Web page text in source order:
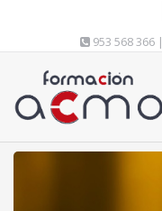
953 568 366 |